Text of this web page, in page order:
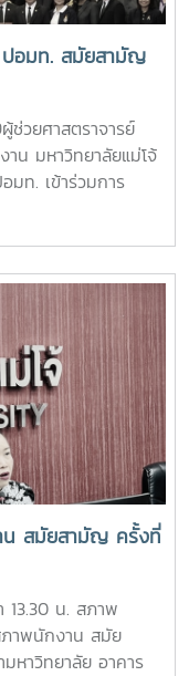
ปอมท. สมัยสามัญ
ช่วยศาสตราจารย์
น มหาวิทยาลัยแม่โจ้
มท. เข้าร่วมการ
ร โดยมีผู้แทนจาก
เปลี่ยนความคิดเห็นใน
มครั้งนี้ได้ติดตาม
ปอมท. ประจำปี 2569
การยกร่างข้อบังคับ
Talk ร่วมกับ
เปลี่ยนองค์ความรู้และ
นอกจากนี้ ที่ประชุมยัง
ารย์ดีเด่นแห่งชาติ
ละกรอบการดำเนิน
ฏิบัติในการคัดเลือก
เป็นธรรม และมี
รกำหนดเจ้าภาพ
รวมทั้งการ
นสมาชิกใหม่ของ
มร่วมมือด้านการ
น สมัยสามัญ ครั้งที่
13.30 น. สภาพ
าพนักงาน สมัย
าวิทยาลัย อาคาร